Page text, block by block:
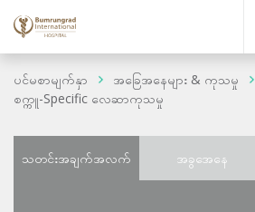
ပင်မစာမျက်နှာ အခြေအနေများ & ကုသမှု
စက္ကူ-Specific လေဆာကုသမှု
သတင်းအချက်အလက် အခွအေနေ